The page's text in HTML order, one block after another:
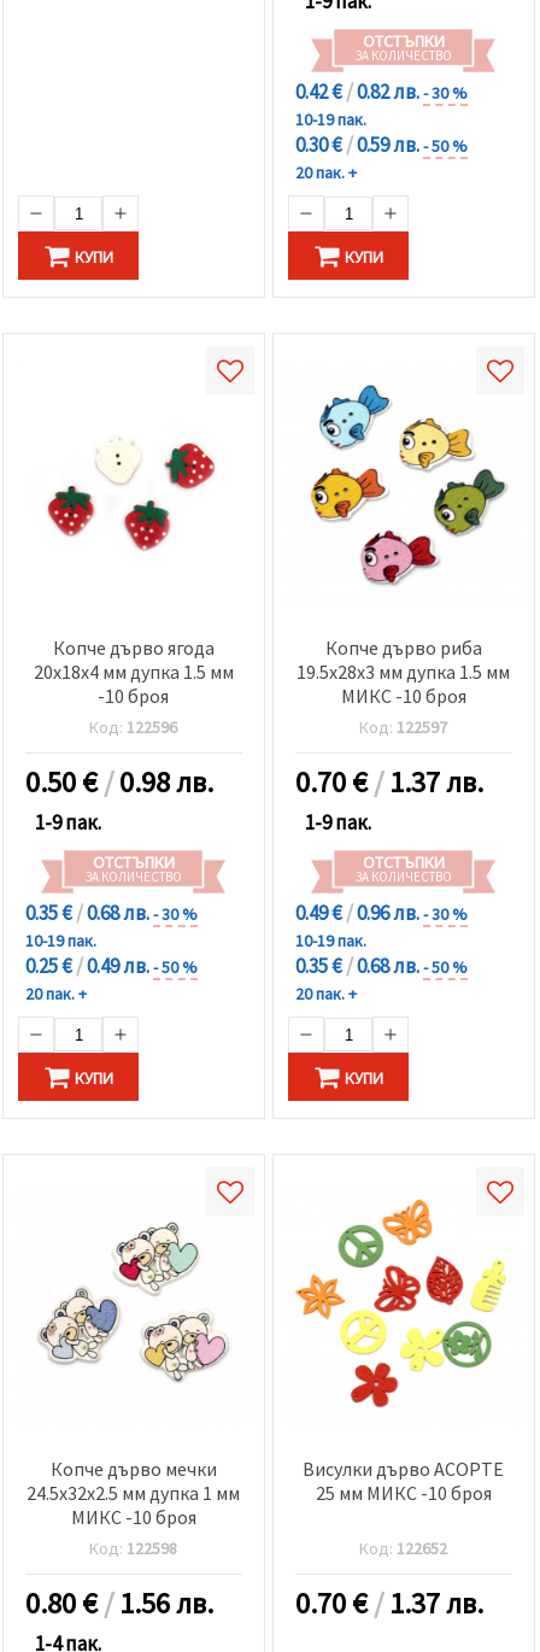
КУПИ
ОТСТЪПКИ
ЗА КОЛИЧЕСТВО
0.42 €/0.82 лв.- 30 %
10-19 пак.
0.30 €/0.59 лв.- 50 %
20 пак. +
КУПИ
Копче дърво ягода
20x18x4 мм дупка 1.5 мм
-10 броя
Код: 122596
0.50€/0.98 лв.
1-9 пак.
ОТСТЪПКИ
ЗА КОЛИЧЕСТВО
0.35 €/0.68 лв.- 30 %
10-19 пак.
0.25 €/0.49 лв.- 50 %
20 пак. +
КУПИ
Копче дърво риба
19.5x28x3 мм дупка 1.5 мм
МИКС -10 броя
Код: 122597
0.70€/1.37 лв.
1-9 пак.
ОТСТЪПКИ
ЗА КОЛИЧЕСТВО
0.49 €/0.96 лв.- 30 %
10-19 пак.
0.35 €/0.68 лв.- 50 %
20 пак. +
КУПИ
Копче дърво мечки
24.5x32x2.5 мм дупка 1 мм
МИКС -10 броя
Код: 122598
0.80€/1.56 лв.
1-4 пак.
Висулки дърво АСОРТЕ
25 мм МИКС -10 броя
Код: 122652
0.70€/1.37 лв.